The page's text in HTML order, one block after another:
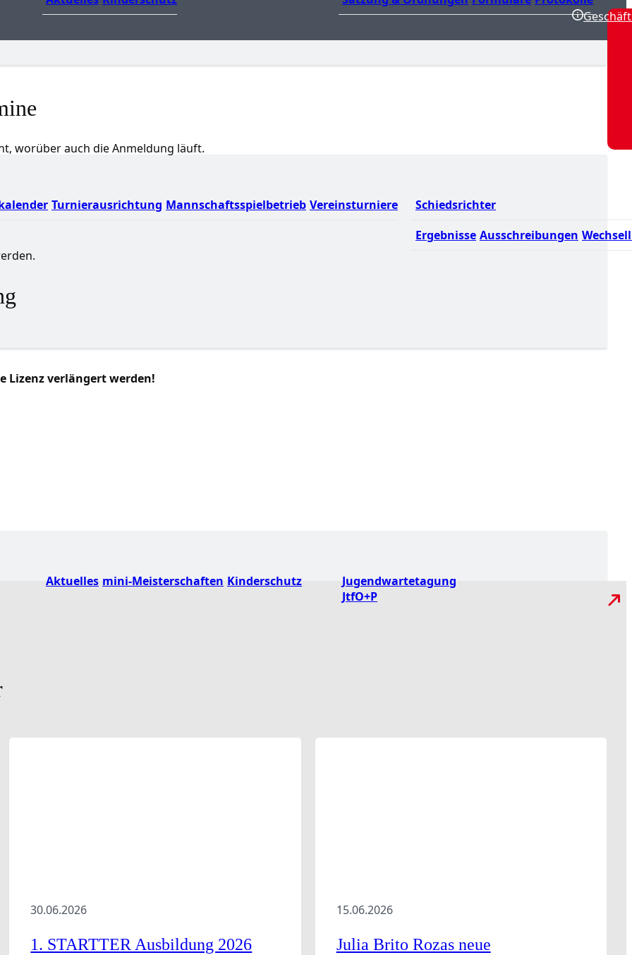
Turnierausrichtung Mannschaftsspielbetrieb Vereinsturniere
Schiedsrichter
Ergebnisse Ausschreibungen
Aktuelles mini-Meisterschaften Kinderschutz
Jugendwartetagung
JtfO+P
worüber auch die Anmeldung läuft.
verlängert werden!
30.06.2026
1. STARTTER Ausbildung 2026
15.06.2026
Julia Brito Rozas neue